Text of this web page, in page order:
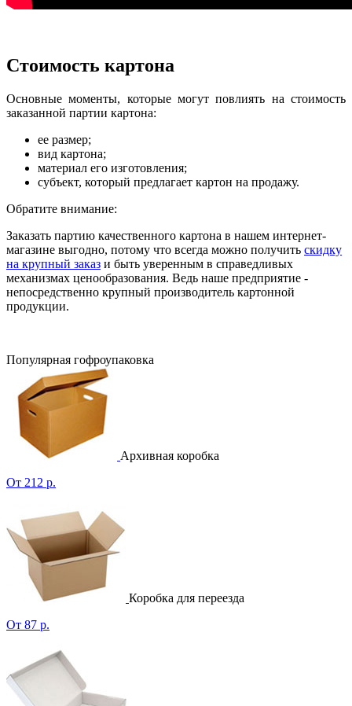
Стоимость картона
Основные моменты, которые могут повлиять на стоимость
заказанной партии картона:
ее размер;
вид картона;
материал его изготовления;
субъект, который предлагает картон на продажу.
Обратите внимание:
Заказать партию качественного картона в нашем интернет-
магазине выгодно, потому что всегда можно получить скидку
на крупный заказ и быть уверенным в справедливых
механизмах ценообразования. Ведь наше предприятие -
непосредственно крупный производитель картонной
продукции.
Популярная гофроупаковка
Архивная коробка
От 212 р.
Коробка для переезда
От 87 р.